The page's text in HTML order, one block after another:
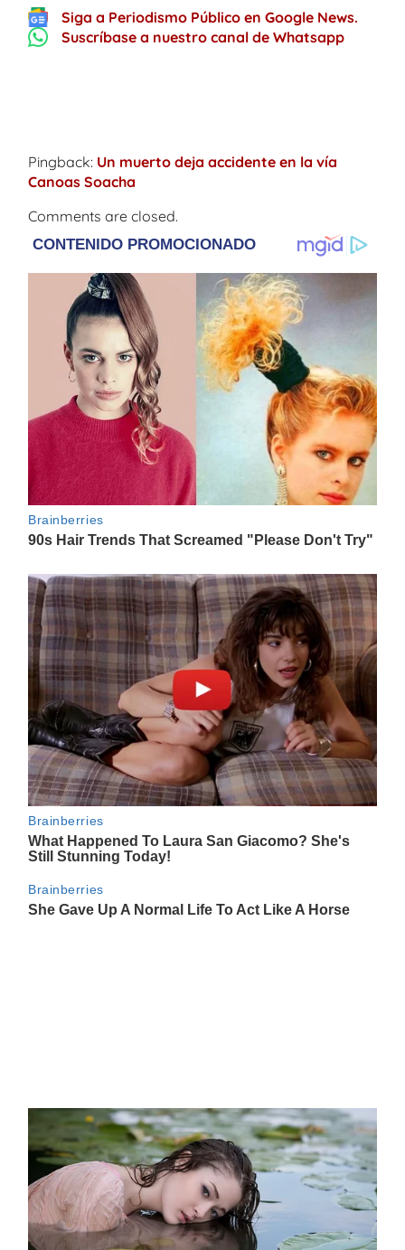
Siga a Periodismo Público en Google News.
Suscríbase a nuestro canal de Whatsapp
Pingback: Un muerto deja accidente en la vía
Canoas Soacha
Comments are closed.